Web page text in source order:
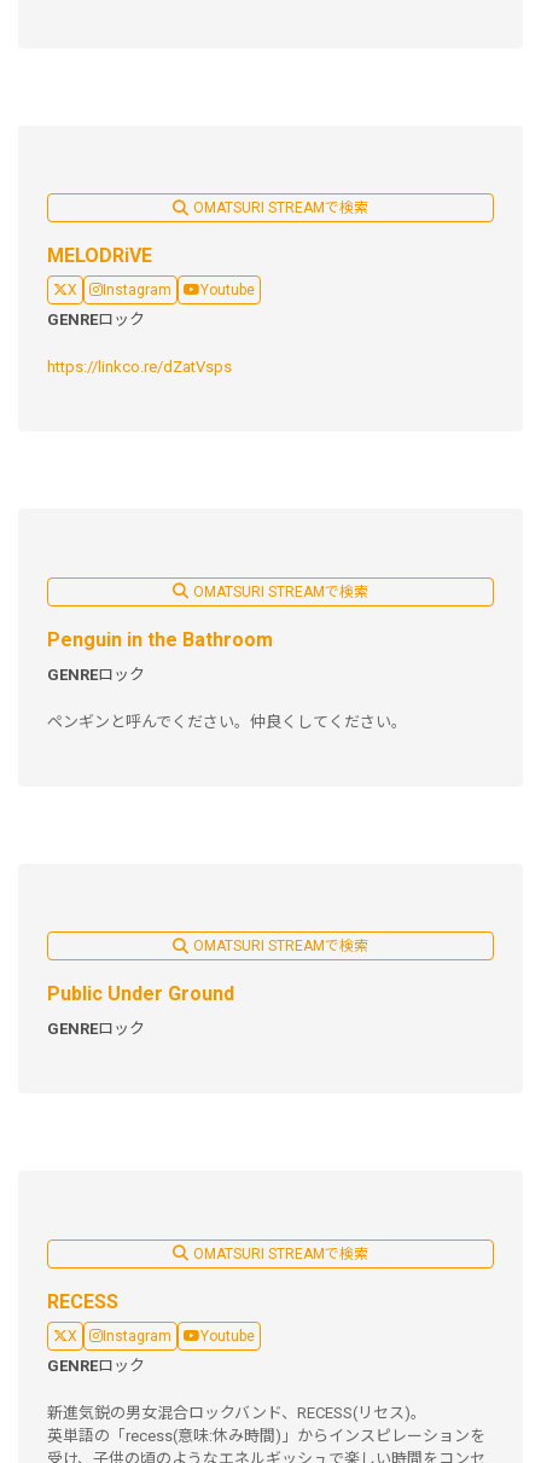
OMATSURI STREAMで検索
MELODRiVE
X Instagram Youtube
GENREロック
https://linkco.re/dZatVsps
OMATSURI STREAMで検索
Penguin in the Bathroom
GENREロック
ペンギンと呼んでください。仲良くしてください。
OMATSURI STREAMで検索
Public Under Ground
GENREロック
OMATSURI STREAMで検索
RECESS
X Instagram Youtube
GENREロック
新進気鋭の男女混合ロックバンド、RECESS(リセス)。
英単語の「recess(意味:休み時間)」からインスピレーションを
受け、子供の頃のようなエネルギッシュで楽しい時間をコンセ